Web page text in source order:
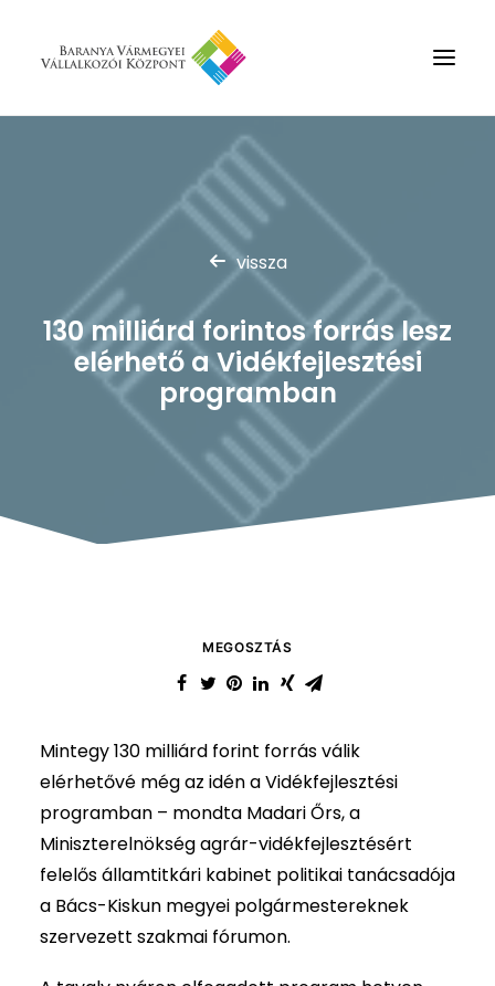
Rólunk
Szolgáltatások
Hírek
Partnerek
Kapcsolat
Keresés
vissza
130 milliárd forintos forrás lesz
elérhető a Vidékfejlesztési
programban
MEGOSZTÁS
Mintegy 130 milliárd forint forrás válik
elérhetővé még az idén a Vidékfejlesztési
programban – mondta Madari Őrs, a
Miniszterelnökség agrár-vidékfejlesztésért
felelős államtitkári kabinet politikai tanácsadója
a Bács-Kiskun megyei polgármestereknek
szervezett szakmai fórumon.